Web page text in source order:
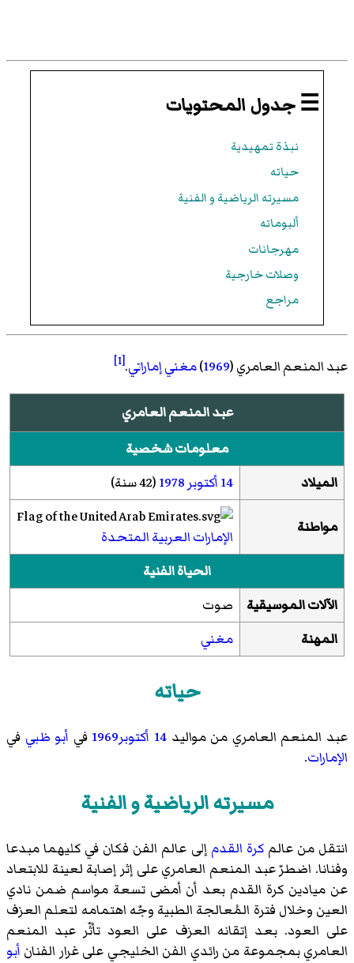
☰ جدول المحتويات
نبذة تمهيدية
حياته
مسيرته الرياضية و الفنية
ألبوماته
مهرجانات
وصلات خارجية
مراجع
عبد المنعم العامري (1969
)مغنيإماراتي.
[1]
عبد المنعم العامري
معلومات شخصية
الميلاد
14 أكتوبر 1978(42 سنة)
مواطنة
الإمارات العربية المتحدة
الحياة الفنية
الآلات الموسيقية
صوت
المهنة
مغني
حياته
عبد المنعم العامري من مواليد 14 أكتوبر 1969 في أبو ظبي في
الإمارات.
مسيرته الرياضية و الفنية
انتقل من عالمكرة القدم إلى عالم الفن فكان في كليهما مبدعا
وفنانا. اضطرّ عبد المنعم العامري على إثر إصابة لعينة للابتعاد
عن ميادين كرة القدم بعد أن أمضى تسعة مواسم ضمن نادي
العين وخلال فترة المُعالجة الطبية وجّه اهتمامه لتعلم العزف
على العود. بعد إتقانه العزف على العود تأثّر عبد المنعم
العامري بمجموعة من رائدي الفن الخليجي على غرار الفنان أبو